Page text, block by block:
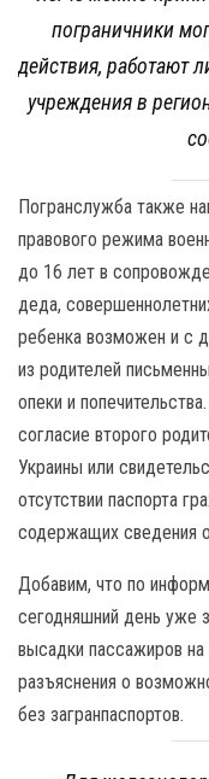
пограничники
действия, работают
учреждения в
Погранслужба также
правового режима
до 16 лет в
деда,
ребенка возможен и с
из родителей
опеки и
согласие второго
Украины или
отсутствии паспорта
содержащих сведения
Добавим, что по
сегодняшний день уже
высадки пассажиров
разъяснения о
без загранпаспортов.